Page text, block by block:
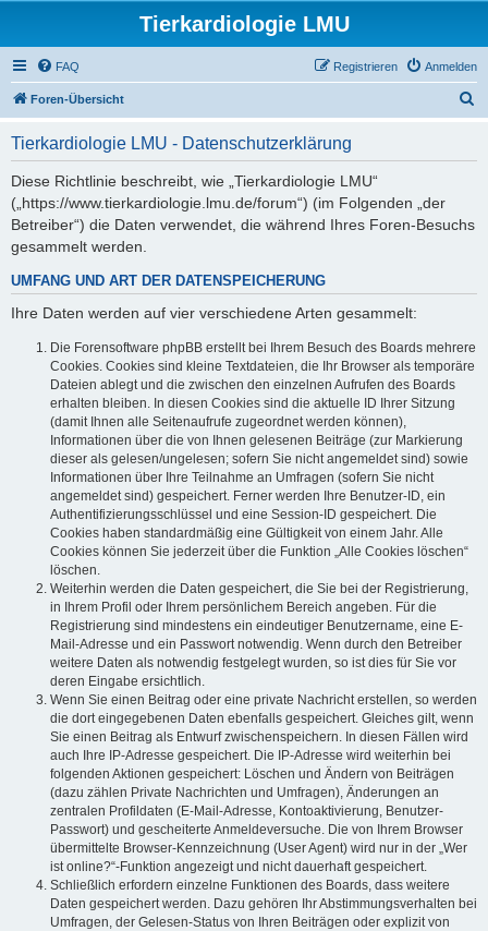
Tierkardiologie LMU
FAQ Anmelden
Registrieren
Foren-Übersicht
Tierkardiologie LMU - Datenschutzerklärung
Diese Richtlinie beschreibt, wie „Tierkardiologie LMU“
(„https://www.tierkardiologie.lmu.de/forum“) (im Folgenden „der
Betreiber“) die Daten verwendet, die während Ihres Foren-Besuchs
gesammelt werden.
UMFANG UND ART DER DATENSPEICHERUNG
Ihre Daten werden auf vier verschiedene Arten gesammelt:
Die Forensoftware phpBB erstellt bei Ihrem Besuch des Boards mehrere
Cookies. Cookies sind kleine Textdateien, die Ihr Browser als temporäre
Dateien ablegt und die zwischen den einzelnen Aufrufen des Boards
erhalten bleiben. In diesen Cookies sind die aktuelle ID Ihrer Sitzung
(damit Ihnen alle Seitenaufrufe zugeordnet werden können),
Informationen über die von Ihnen gelesenen Beiträge (zur Markierung
dieser als gelesen/ungelesen; sofern Sie nicht angemeldet sind) sowie
Informationen über Ihre Teilnahme an Umfragen (sofern Sie nicht
angemeldet sind) gespeichert. Ferner werden Ihre Benutzer-ID, ein
Authentifizierungsschlüssel und eine Session-ID gespeichert. Die
Cookies haben standardmäßig eine Gültigkeit von einem Jahr. Alle
Cookies können Sie jederzeit über die Funktion „Alle Cookies löschen“
löschen.
Weiterhin werden die Daten gespeichert, die Sie bei der Registrierung,
in Ihrem Profil oder Ihrem persönlichem Bereich angeben. Für die
Registrierung sind mindestens ein eindeutiger Benutzername, eine E-
Mail-Adresse und ein Passwort notwendig. Wenn durch den Betreiber
weitere Daten als notwendig festgelegt wurden, so ist dies für Sie vor
deren Eingabe ersichtlich.
Wenn Sie einen Beitrag oder eine private Nachricht erstellen, so werden
die dort eingegebenen Daten ebenfalls gespeichert. Gleiches gilt, wenn
Sie einen Beitrag als Entwurf zwischenspeichern. In diesen Fällen wird
auch Ihre IP-Adresse gespeichert. Die IP-Adresse wird weiterhin bei
folgenden Aktionen gespeichert: Löschen und Ändern von Beiträgen
(dazu zählen Private Nachrichten und Umfragen), Änderungen an
zentralen Profildaten (E-Mail-Adresse, Kontoaktivierung, Benutzer-
Passwort) und gescheiterte Anmeldeversuche. Die von Ihrem Browser
übermittelte Browser-Kennzeichnung (User Agent) wird nur in der „Wer
ist online?“-Funktion angezeigt und nicht dauerhaft gespeichert.
Schließlich erfordern einzelne Funktionen des Boards, dass weitere
Daten gespeichert werden. Dazu gehören Ihr Abstimmungsverhalten bei
Umfragen, der Gelesen-Status von Ihren Beiträgen oder explizit von